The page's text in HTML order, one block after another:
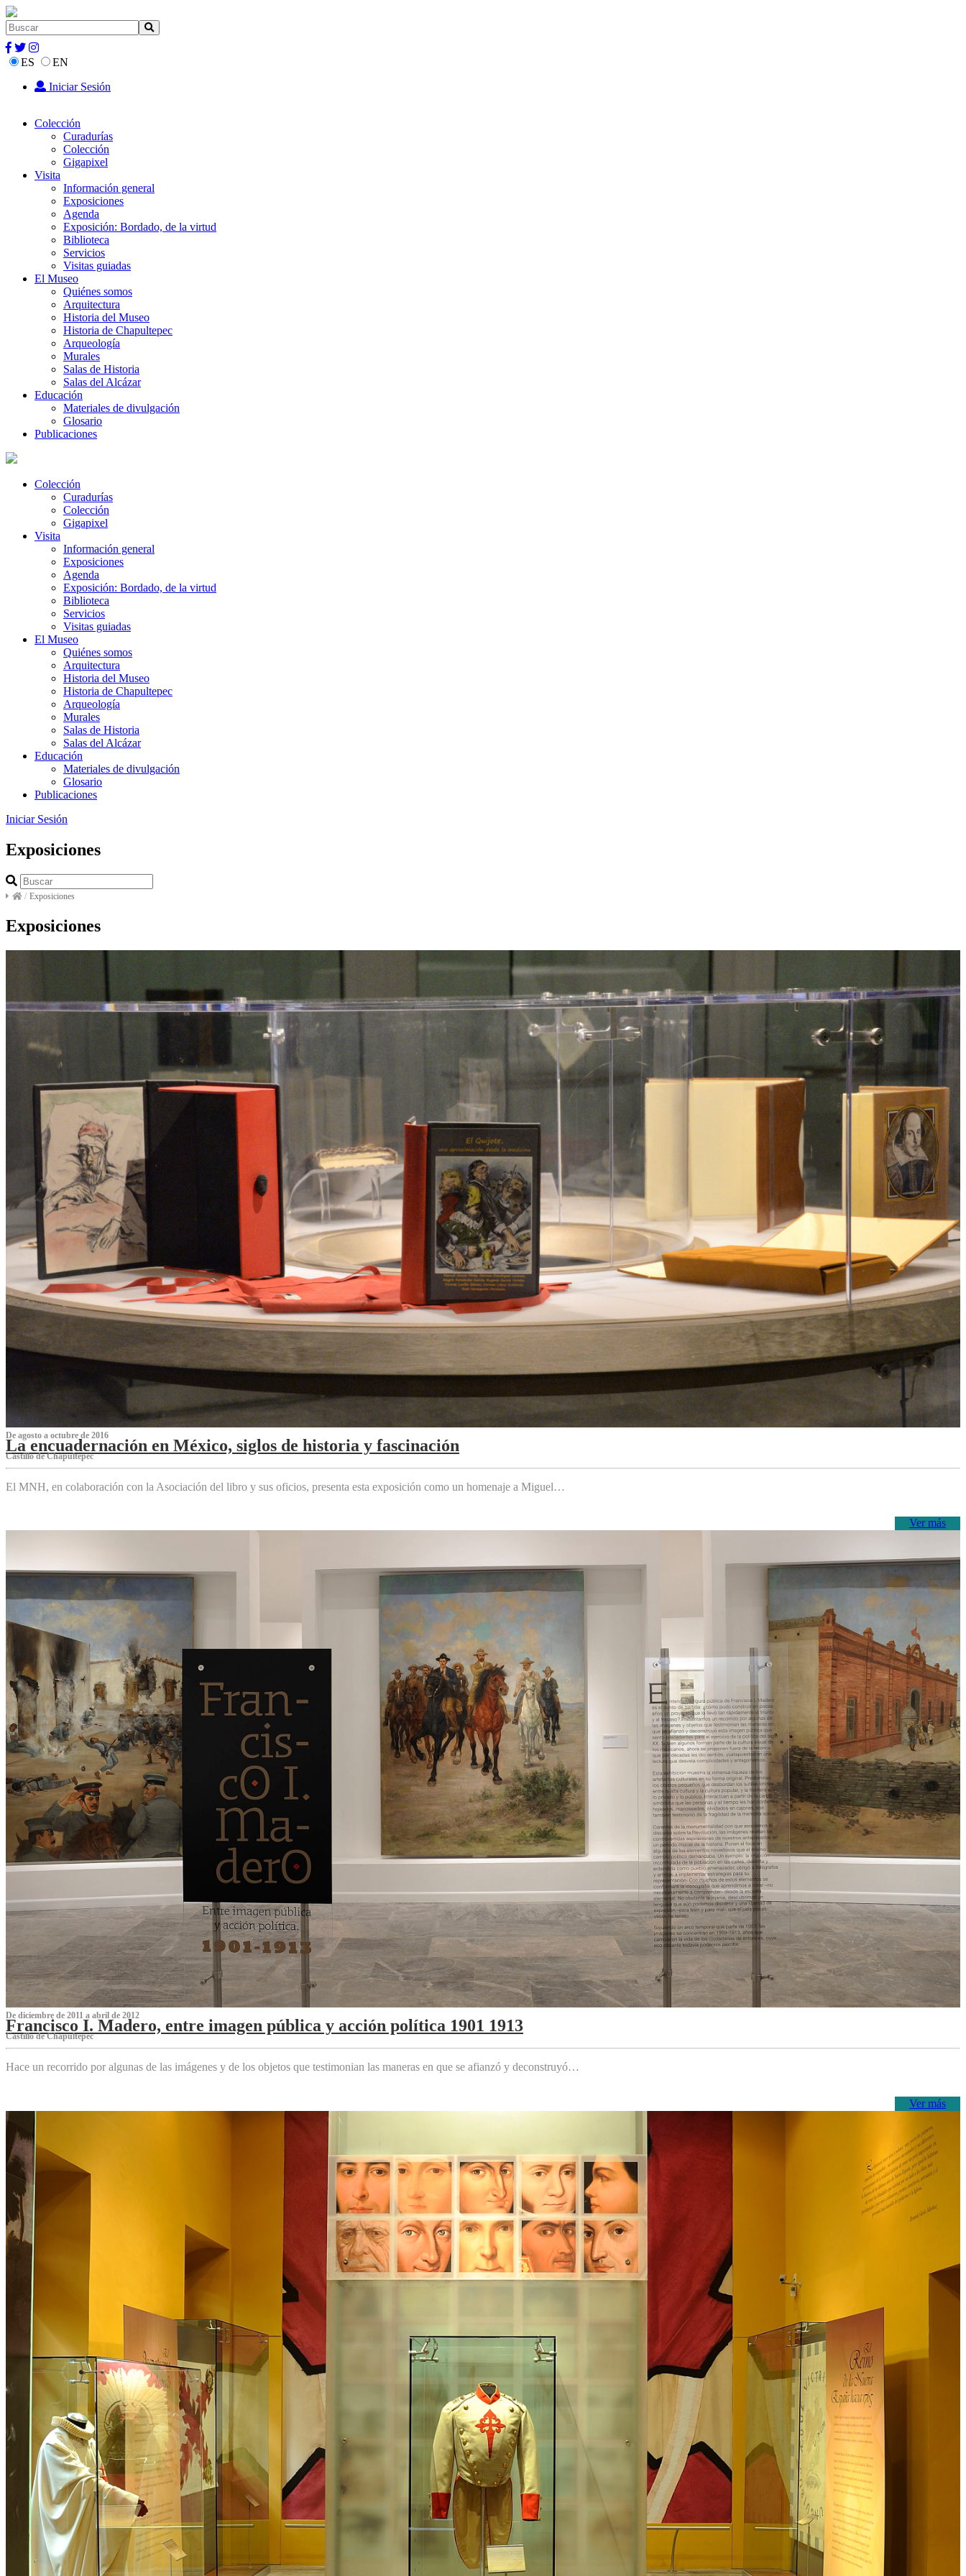
ES
EN
Iniciar Sesión
Colección
Curadurías
Colección
Gigapixel
Visita
Información general
Exposiciones
Agenda
Exposición: Bordado, de la virtud
Biblioteca
Servicios
Visitas guiadas
El Museo
Quiénes somos
Arquitectura
Historia del Museo
Historia de Chapultepec
Arqueología
Murales
Salas de Historia
Salas del Alcázar
Educación
Materiales de divulgación
Glosario
Publicaciones
Colección
Curadurías
Colección
Gigapixel
Visita
Información general
Exposiciones
Agenda
Exposición: Bordado, de la virtud
Biblioteca
Servicios
Visitas guiadas
El Museo
Quiénes somos
Arquitectura
Historia del Museo
Historia de Chapultepec
Arqueología
Murales
Salas de Historia
Salas del Alcázar
Educación
Materiales de divulgación
Glosario
Publicaciones
Iniciar Sesión
Exposiciones
/ Exposiciones
Exposiciones
De agosto a octubre de 2016
La encuadernación en México, siglos de historia y fascinación
Castillo de Chapultepec
El MNH, en colaboración con la Asociación del libro y sus oficios, presenta esta exposición como un homenaje a Miguel…
Ver más
De diciembre de 2011 a abril de 2012
Francisco I. Madero, entre imagen pública y acción política 1901 1913
Castillo de Chapultepec
Hace un recorrido por algunas de las imágenes y de los objetos que testimonian las maneras en que se afianzó y deconstruyó…
Ver más